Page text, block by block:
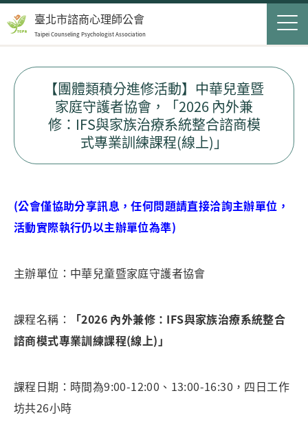
最新消息
會員服務
民眾服務
搜尋表單
Jump to Navigation
Jump to Main content
【團體類積分進修活動】中華兒童暨
家庭守護者協會，「2026 內外兼
修：IFS與家族治療系統整合諮商模
式專業訓練課程(線上)」
(公會僅協助分享訊息，任何問題請直接洽詢主辦單位，
活動實際執行仍以主辦單位為準)
主辦單位：中華兒童暨家庭守護者協會
課程名稱：
「2026 內外兼修：IFS與家族治療系統整合
諮商模式專業訓練課程(線上)」
課程日期：時間為9:00-12:00、13:00-16:30，四日工作
坊共26小時
臺北市諮商心理師公會
Taipei Counseling Psychologist Association